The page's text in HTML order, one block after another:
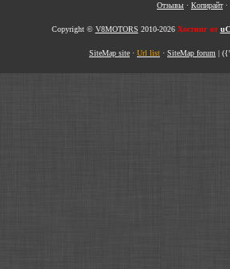
Отзывы · Копирайт·
Copyright © V8MOTORS 2010-2026 Хостинг от
SiteMap site · Url list · SiteMap forum |